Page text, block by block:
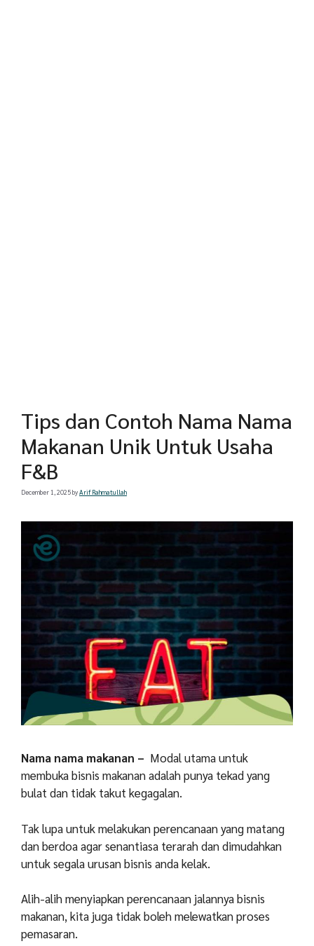
Tips dan Contoh Nama Nama
Makanan Unik Untuk Usaha
F&B
December 1, 2025byArif Rahmatullah
Nama nama makanan – Modal utama untuk
membuka bisnis makanan adalah punya tekad yang
bulat dan tidak takut kegagalan.
Tak lupa untuk melakukan perencanaan yang matang
dan berdoa agar senantiasa terarah dan dimudahkan
untuk segala urusan bisnis anda kelak.
Alih-alih menyiapkan perencanaan jalannya bisnis
makanan, kita juga tidak boleh melewatkan proses
pemasaran.